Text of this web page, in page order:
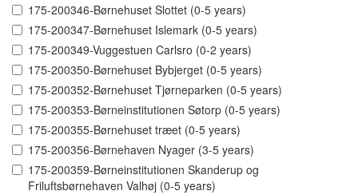
175-200346-Børnehuset Slottet (0-5 years)
175-200347-Børnehuset Islemark (0-5 years)
175-200349-Vuggestuen Carlsro (0-2 years)
175-200350-Børnehuset Bybjerget (0-5 years)
175-200352-Børnehuset Tjørneparken (0-5 years)
175-200353-Børneinstitutionen Søtorp (0-5 years)
175-200355-Børnehuset træet (0-5 years)
175-200356-Børnehaven Nyager (3-5 years)
175-200359-Børneinstitutionen Skanderup og
Friluftsbørnehaven Valhøj (0-5 years)